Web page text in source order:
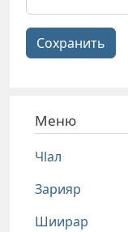
Сохранить
Меню
Чlал
Зарияр
Шиирар